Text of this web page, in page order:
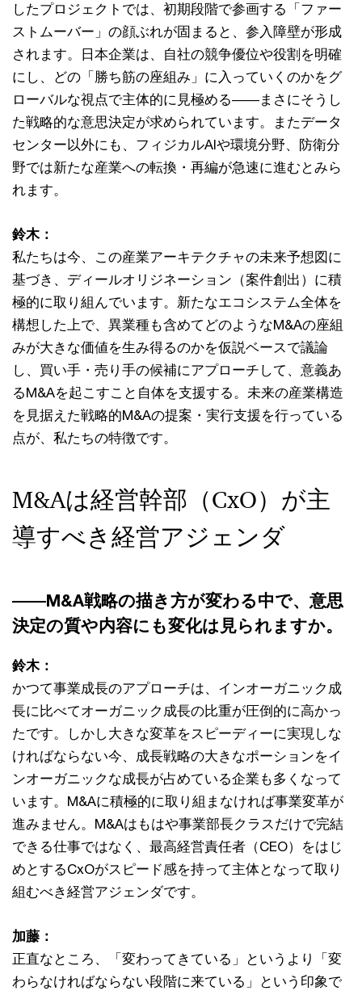
したプロジェクトでは、初期段階で参画する「ファー
ストムーバー」の顔ぶれが固まると、参入障壁が形成
されます。日本企業は、自社の競争優位や役割を明確
にし、どの「勝ち筋の座組み」に入っていくのかをグ
ローバルな視点で主体的に見極める――まさにそうし
た戦略的な意思決定が求められています。またデータ
センター以外にも、フィジカルAIや環境分野、防衛分
野では新たな産業への転換・再編が急速に進むとみら
れます。
鈴木：
私たちは今、この産業アーキテクチャの未来予想図に
基づき、ディールオリジネーション（案件創出）に積
極的に取り組んでいます。新たなエコシステム全体を
構想した上で、異業種も含めてどのようなM&Aの座組
みが大きな価値を生み得るのかを仮説ベースで議論
し、買い手・売り手の候補にアプローチして、意義あ
るM&Aを起こすこと自体を支援する。未来の産業構造
を見据えた戦略的M&Aの提案・実行支援を行っている
点が、私たちの特徴です。
M&Aは経営幹部（CxO）が主
導すべき経営アジェンダ
――M&A戦略の描き方が変わる中で、意思
決定の質や内容にも変化は見られますか。
鈴木：
かつて事業成長のアプローチは、インオーガニック成
長に比べてオーガニック成長の比重が圧倒的に高かっ
たです。しかし大きな変革をスピーディーに実現しな
ければならない今、成長戦略の大きなポーションをイ
ンオーガニックな成長が占めている企業も多くなって
います。M&Aに積極的に取り組まなければ事業変革が
進みません。M&Aはもはや事業部長クラスだけで完結
できる仕事ではなく、最高経営責任者（CEO）をはじ
めとするCxOがスピード感を持って主体となって取り
組むべき経営アジェンダです。
加藤：
正直なところ、「変わってきている」というより「変
わらなければならない段階に来ている」という印象で